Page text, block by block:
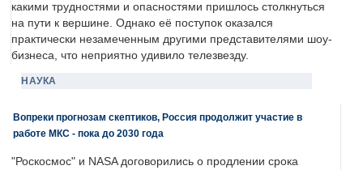
какими трудностями и опасностями пришлось столкнуться
на пути к вершине. Однако её поступок оказался
практически незамеченным другими представителями шоу-
бизнеса, что неприятно удивило телезвезду.
НАУКА
Вопреки прогнозам скептиков, Россия продолжит участие в
работе МКС - пока до 2030 года
"Роскосмос" и NASA договорились о продлении срока